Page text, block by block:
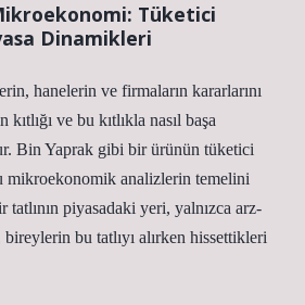
Tüketici
Dinamikleri
hanelerin ve firmaların kararlarını
ve bu kıtlıkla nasıl başa
Bin Yaprak gibi bir ürünün tüketici
mikroekonomik analizlerin temelini
tatlının piyasadaki yeri, yalnızca arz-
bu tatlıyı alırken hissettikleri